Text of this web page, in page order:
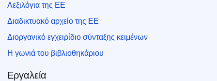
Λεξιλόγια της ΕΕ
Διαδικτυακό αρχείο της ΕΕ
Διοργανικό εγχειρίδιο σύνταξης κειμένων
Η γωνιά του βιβλιοθηκάριου
Εργαλεία